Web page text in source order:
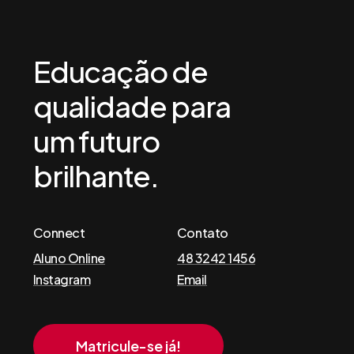
Telefone e Whatsapp:
Email:
contato@cesaojudastadeu.com.br.br
Educaçãode
qualidadepara
umfuturo
brilhante.
Connect
Aluno Online
Instagram
Contato
48 3242 1456
Email
Matricule-se já!